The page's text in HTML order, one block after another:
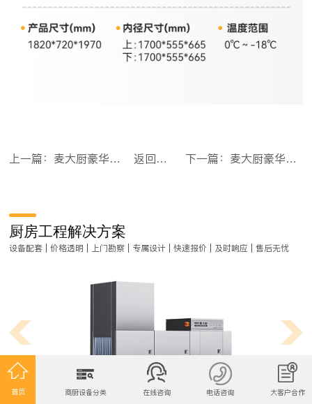
上一篇：麦大厨豪华款四门直冷立式双温冰柜 返回目录 下一篇：麦大厨豪华款六门直冷立式双温冰柜
厨房工程解决方案
设备配套 | 价格透明 | 上门勘察 | 专属设计 | 快速报价 | 及时响应 | 售后无忧
首页 商厨设备分类 在线咨询 电话咨询 大客户合作